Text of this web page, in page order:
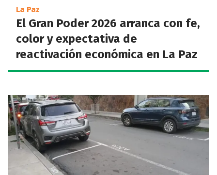
La Paz
El Gran Poder 2026 arranca con fe,
color y expectativa de
reactivación económica en La Paz